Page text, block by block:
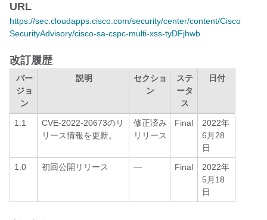
URL
https://sec.cloudapps.cisco.com/security/center/content/Cisco
SecurityAdvisory/cisco-sa-cspc-multi-xss-tyDFjhwb
改訂履歴
バー
ジョ
ン
説明
セクショ
ン
ステ
ータ
ス
日付
1.1
CVE-2022-20673のリ
リース情報を更新。
修正済み
リリース
Final
2022年
6月28
日
1.0
初回公開リリース — Final
2022年
5月18
日